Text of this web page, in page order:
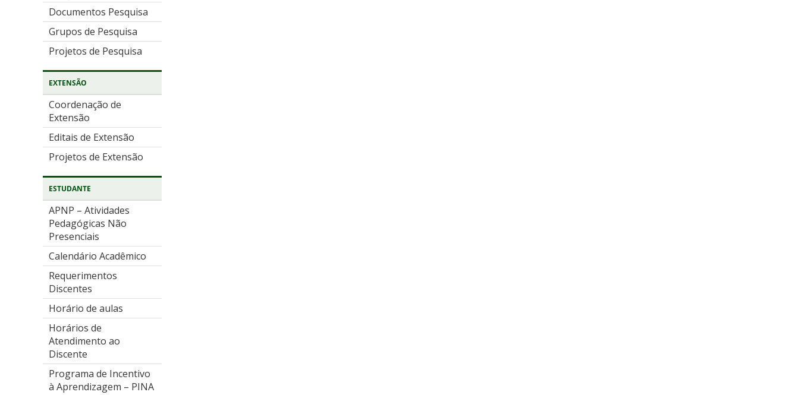
Documentos Pesquisa
Grupos de Pesquisa
Projetos de Pesquisa
EXTENSÃO
Coordenação de
Extensão
Editais de Extensão
Projetos de Extensão
ESTUDANTE
APNP – Atividades
Pedagógicas Não
Presenciais
Calendário Acadêmico
Requerimentos
Discentes
Horário de aulas
Horários de
Atendimento ao
Discente
Programa de Incentivo
à Aprendizagem – PINA